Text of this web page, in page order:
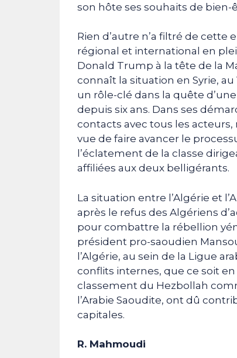
son hôte ses souhaits de
Rien d’autre n’a filtré de
régional et international en
Donald Trump à la tête de la
connaît la situation en Syrie,
un rôle-clé dans la quête
depuis six ans. Dans ses
contacts avec tous les
vue de faire avancer le
l’éclatement de la classe
affiliées aux deux belligérants.
La situation entre l’Algérie et
après le refus des Algériens
pour combattre la rébellion
président pro-saoudien
l’Algérie, au sein de la Ligue
conflits internes, que ce soit en
classement du Hezbollah
l’Arabie Saoudite, ont dû
capitales.
R. Mahmoudi